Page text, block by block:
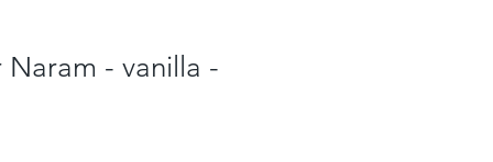
- vanilla -